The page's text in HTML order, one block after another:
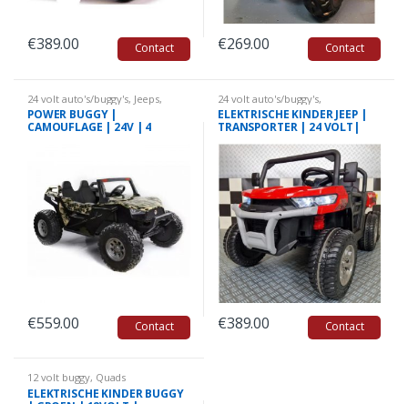
€389.00 Contact €269.00 Contact
24 volt auto's/buggy's, Jeeps,
Kinderauto's,Quads
POWER BUGGY |
CAMOUFLAGE | 24V | 4
€559.00 Contact
24 volt auto's/buggy's,
Kinderauto's ,Quads
ELEKTRISCHE KINDER JEEP |
TRANSPORTER | 24 VOLT|
ROOD
€389.00 Contact
12 volt buggy, Quads
ELEKTRISCHE KINDER BUGGY